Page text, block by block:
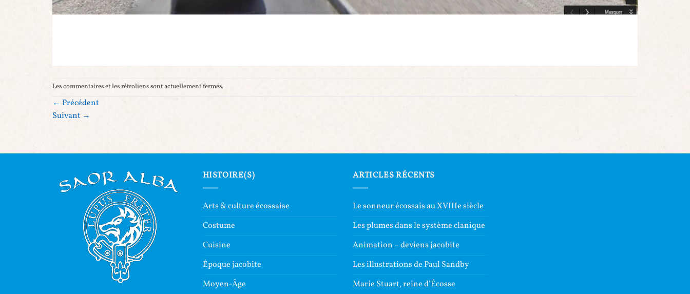
Les commentaires et les rétroliens sont actuellement fermés.
← Précédent
Suivant →
HISTOIRE(S)
Arts & culture écossaise
Costume
Cuisine
Époque jacobite
Moyen-Âge
ARTICLES RÉCENTS
Le sonneur écossais au XVIIIe siècle
Les plumes dans le système clanique
Animation – deviens jacobite
Les illustrations de Paul Sandby
Marie Stuart, reine d’Écosse